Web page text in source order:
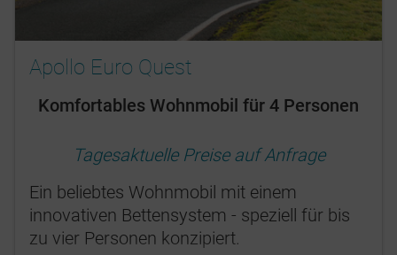
Apollo Euro Quest
Komfortables Wohnmobil für 4 Personen
Tagesaktuelle Preise auf Anfrage
Ein beliebtes Wohnmobil mit einem
innovativen Bettensystem - speziell für bis
zu vier Personen konzipiert.